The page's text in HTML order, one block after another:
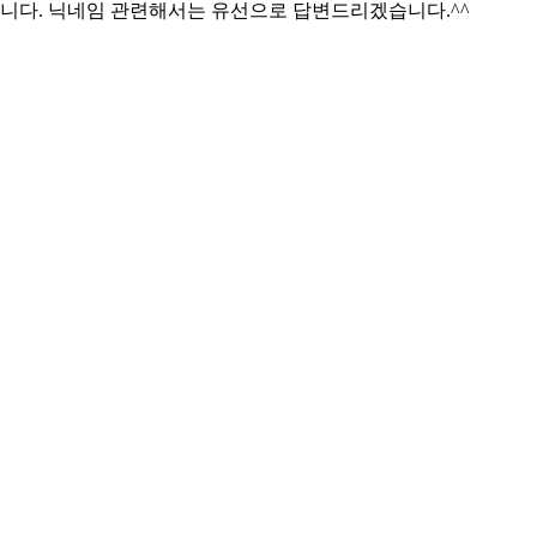
다. 닉네임 관련해서는 유선으로 답변드리겠습니다.^^